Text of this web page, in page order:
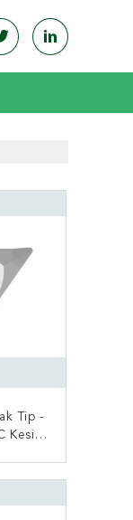
Tip -
Kesici